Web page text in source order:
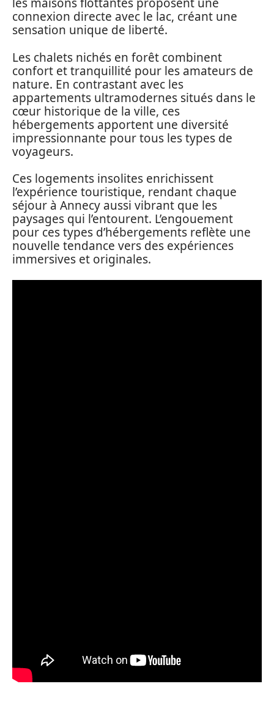
les maisons flottantes proposent une
connexion directe avec le lac, créant une
sensation unique de liberté.
Les chalets nichés en forêt combinent
confort et tranquillité pour les amateurs de
nature. En contrastant avec les
appartements ultramodernes situés dans le
cœur historique de la ville, ces
hébergements apportent une diversité
impressionnante pour tous les types de
voyageurs.
Ces logements insolites enrichissent
l’expérience touristique, rendant chaque
séjour à Annecy aussi vibrant que les
paysages qui l’entourent. L’engouement
pour ces types d’hébergements reflète une
nouvelle tendance vers des expériences
immersives et originales.